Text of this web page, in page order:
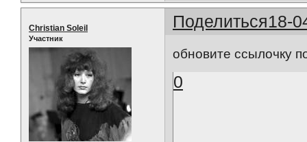
Поделиться18-
Christian Soleil
Участник
обновите ссылочку
0